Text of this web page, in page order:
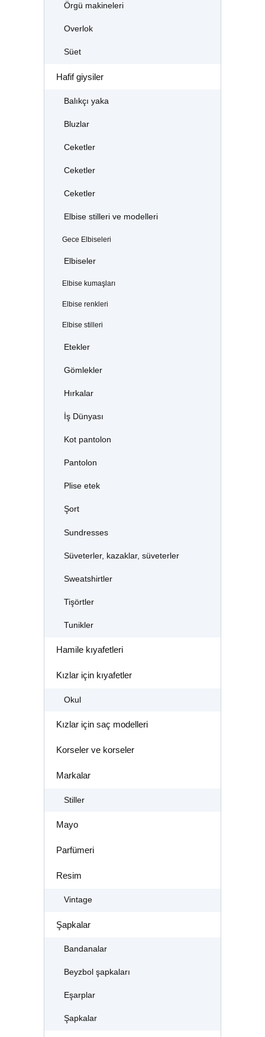
Örgü makineleri
Overlok
Süet
Hafif giysiler
Balıkçı yaka
Bluzlar
Ceketler
Ceketler
Ceketler
Elbise stilleri ve modelleri
Gece Elbiseleri
Elbiseler
Elbise kumaşları
Elbise renkleri
Elbise stilleri
Etekler
Gömlekler
Hırkalar
İş Dünyası
Kot pantolon
Pantolon
Plise etek
Şort
Sundresses
Süveterler, kazaklar, süveterler
Sweatshirtler
Tişörtler
Tunikler
Hamile kıyafetleri
Kızlar için kıyafetler
Okul
Kızlar için saç modelleri
Korseler ve korseler
Markalar
Stiller
Mayo
Parfümeri
Resim
Vintage
Şapkalar
Bandanalar
Beyzbol şapkaları
Eşarplar
Şapkalar